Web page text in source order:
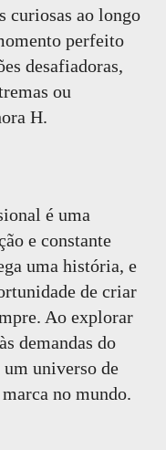
curiosas ao longo
perfeito
desafiadoras,
ou
H.
é uma
e constante
uma história, e
de criar
Ao explorar
demandas do
universo de
no mundo.